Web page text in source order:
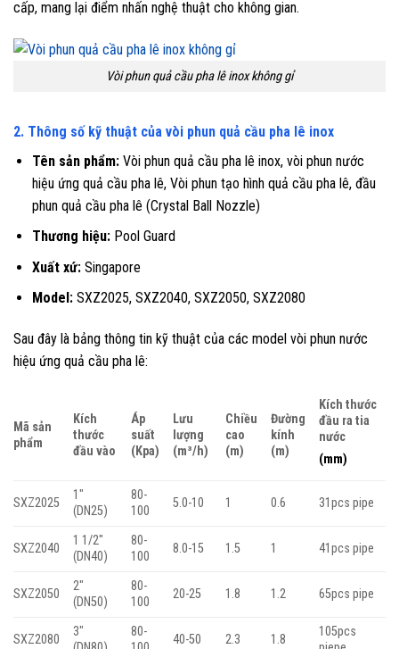
cấp, mang lại điểm nhấn nghệ thuật cho không gian.
Vòi phun quả cầu pha lê inox không gỉ
2. Thông số kỹ thuật của vòi phun quả cầu pha lê inox
Tên sản phẩm:Vòi phun quả cầu pha lê inox, vòi phun nước
hiệu ứng quả cầu pha lê, Vòi phun tạo hình quả cầu pha lê, đầu
phun quả cầu pha lê (Crystal Ball Nozzle)
Thương hiệu: Pool Guard
Xuất xứ:Singapore
Model: SXZ2025, SXZ2040, SXZ2050, SXZ2080
Sau đây là bảng thông tin kỹ thuật của các model vòi phun nước
hiệu ứng quả cầu pha lê:
Mã sản
phẩm
Kích
thước
đầu vào
Áp
suất
(Kpa)
Lưu
lượng
(m³/h)
Chiều
cao
(m)
Đường
kính
(m)
Kích thước
đầu ra tia
nước
(mm)
SXZ2025
1″
(DN25)
80-
100
5.0-10 1 0.6 31pcs pipe
SXZ2040
1 1/2″
(DN40)
80-
100
8.0-15 1.5 1 41pcs pipe
SXZ2050
2″
(DN50)
80-
100
20-25 1.8 1.2 65pcs pipe
SXZ2080
3″
80-
40-50 2.3 1.8
105pcs